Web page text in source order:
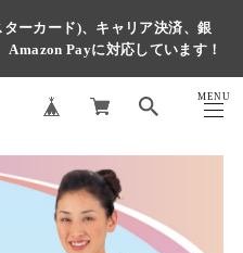
ーカード)、キャリア決済、銀
Payに対応しています！
MENU
CLOSE